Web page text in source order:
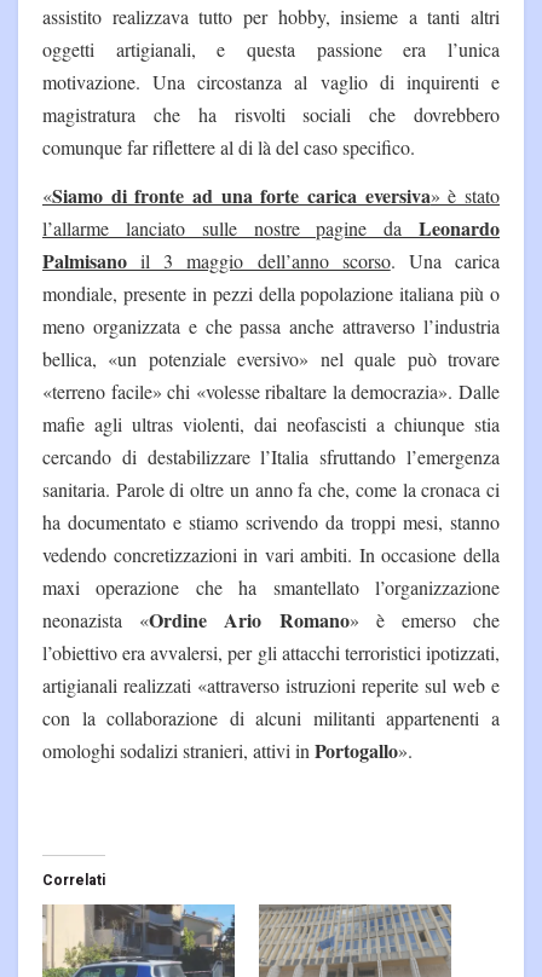
assistito realizzava tutto per hobby, insieme a tanti altri
oggetti artigianali, e questa passione era l’unica
motivazione. Una circostanza al vaglio di inquirenti e
magistratura che ha risvolti sociali che dovrebbero
comunque far riflettere al di là del caso specifico.
«Siamo di fronte ad una forte carica eversiva» è stato
l’allarme lanciato sulle nostre pagine da Leonardo
Palmisano il 3 maggio dell’anno scorso. Una carica
mondiale, presente in pezzi della popolazione italiana più o
meno organizzata e che passa anche attraverso l’industria
bellica, «un potenziale eversivo» nel quale può trovare
«terreno facile» chi «volesse ribaltare la democrazia». Dalle
mafie agli ultras violenti, dai neofascisti a chiunque stia
cercando di destabilizzare l’Italia sfruttando l’emergenza
sanitaria. Parole di oltre un anno fa che, come la cronaca ci
ha documentato e stiamo scrivendo da troppi mesi, stanno
vedendo concretizzazioni in vari ambiti. In occasione della
maxi operazione che ha smantellato l’organizzazione
neonazista «Ordine Ario Romano» è emerso che
l’obiettivo era avvalersi, per gli attacchi terroristici ipotizzati,
artigianali realizzati «attraverso istruzioni reperite sul web e
con la collaborazione di alcuni militanti appartenenti a
omologhi sodalizi stranieri, attivi inPortogallo».
Correlati